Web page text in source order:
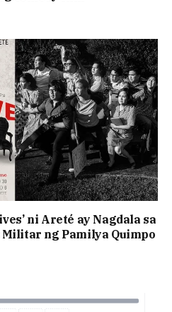
ni Areté ay Nagdala sa
ng Pamilya Quimpo